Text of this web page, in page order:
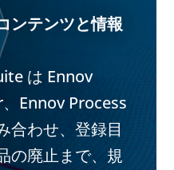
ンテンツと情報
は Ennov
Ennov Process
合わせ、登録目
の廃止まで、規